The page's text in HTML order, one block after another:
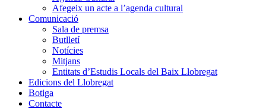
Afegeix un acte a l’agenda cultural
Comunicació
Sala de premsa
Butlletí
Notícies
Mitjans
Entitats d’Estudis Locals del Baix Llobregat
Edicions del Llobregat
Botiga
Contacte